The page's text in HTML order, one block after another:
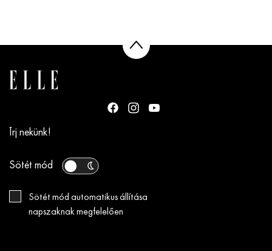
Írj nekünk!
Sötét mód
Sötét mód automatikus állítása
napszaknak megfelelően